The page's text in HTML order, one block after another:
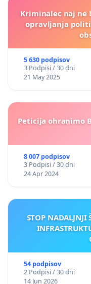
Kriminalec naj ne
opravljanja
5 630 podpisov
3 Podpisi / 30 dni
21 May 2025
Peticija ohranimo
8 007 podpisov
3 Podpisi / 30 dni
24 Apr 2024
STOP NADALJNJI
54 podpisov
2 Podpisi / 30 dni
14 Jun 2026